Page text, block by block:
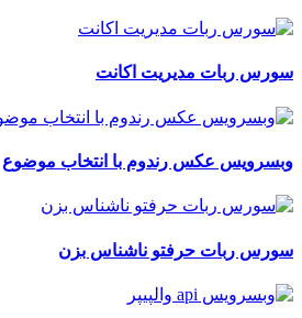
سورس ربات مدیریت اکانت
وبسرویس عکس رندوم با انتخاب موضوع
سورس ربات حرفتو ناشناس بزن